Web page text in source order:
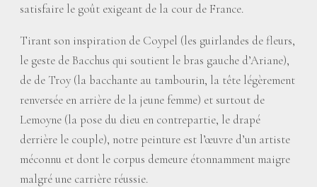
satisfaire le goût exigeant de la cour de France.
Tirant son inspiration de Coypel (les guirlandes de fleurs,
le geste de Bacchus qui soutient le bras gauche d’Ariane),
de de Troy (la bacchante au tambourin, la tête légèrement
renversée en arrière de la jeune femme) et surtout de
Lemoyne (la pose du dieu en contrepartie, le drapé
derrière le couple), notre peinture est l’œuvre d’un artiste
méconnu et dont le corpus demeure étonnamment maigre
malgré une carrière réussie.